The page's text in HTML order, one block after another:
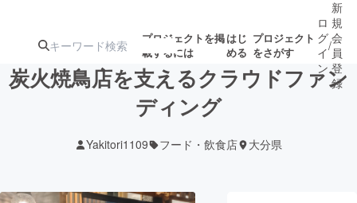
プロジェクトを掲
載するには
はじ
める
プロジェクト
をさがす
ターン
ジェクト
募集終了が近いプ
ロジェクト
ロ
グ
イ
ン
/
新
規
会
員
登
録
炭火焼鳥店を支えるクラウドファン
ディング
Yakitori1109 フード・飲食店 大分県